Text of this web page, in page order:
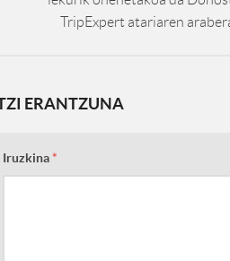
TripExpert atariaren
ERANTZUNA
Iruzkina*